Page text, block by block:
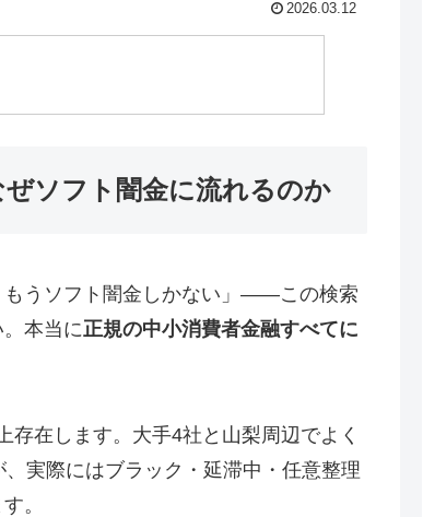
2026.03.12
ソフト闇金に流れるのか
もうソフト闇金しかない」——この検索
本当に正規の中小消費者金融すべてに
在します。大手4社と山梨周辺でよく
実際にはブラック・延滞中・任意整理
。